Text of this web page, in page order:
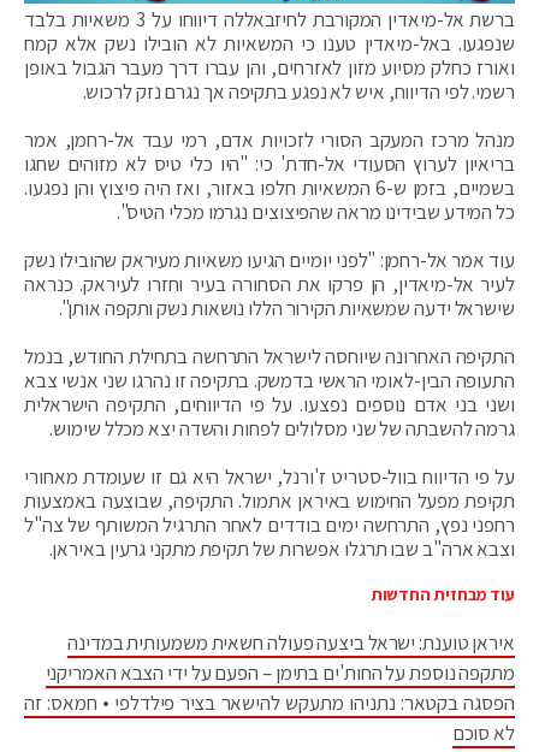
ברשת אל-מיאדין המקורבת לחיזבאללה דיווחו על 3 משאיות בלבד
שנפגעו. באל-מיאדין טענו כי המשאיות לא הובילו נשק אלא קמח
ואורז כחלק מסיוע מזון לאזרחים, והן עברו דרך מעבר הגבול באופן
רשמי. לפי הדיווח, איש לא נפגע בתקיפה אך נגרם נזק לרכוש.
מנהל מרכז המעקב הסורי לזכויות אדם, רמי עבד אל-רחמן, אמר
בריאיון לערוץ הסעודי אל-חדת' כי: "היו כלי טיס לא מזוהים שחגו
בשמיים, בזמן ש-6 המשאיות חלפו באזור, ואז היה פיצוץ והן נפגעו.
כל המידע שבידינו מראה שהפיצוצים נגרמו מכלי הטיס".
עוד אמר אל-רחמן: "לפני יומיים הגיעו משאיות מעיראק שהובילו נשק
לעיר אל-מיאדין, הן פרקו את הסחורה בעיר וחזרו לעיראק. כנראה
שישראל ידעה שמשאיות הקירור הללו נושאות נשק ותקפה אותן".
התקיפה האחרונה שיוחסה לישראל התרחשה בתחילת החודש, בנמל
התעופה הבין-לאומי הראשי בדמשק. בתקיפה זו נהרגו שני אנשי צבא
ושני בני אדם נוספים נפצעו. על פי הדיווחים, התקיפה הישראלית
גרמה להשבתה של שני מסלולים לפחות והשדה יצא מכלל שימוש.
על פי הדיווח בוול-סטריט ז'ורנל, ישראל היא גם זו שעומדת מאחורי
תקיפת מפעל החימוש באיראן אתמול. התקיפה, שבוצעה באמצעות
רחפני נפץ, התרחשה ימים בודדים לאחר התרגיל המשותף של צה"ל
וצבא ארה"ב שבו תרגלו אפשרות של תקיפת מתקני גרעין באיראן.
עוד מבחזית החדשות
איראן טוענת: ישראל ביצעה פעולה חשאית משמעותית במדינה
מתקפה נוספת על החות'ים בתימן – הפעם על ידי הצבא האמריקני
הפסגה בקטאר: נתניהו מתעקש להישאר בציר פילדלפי • חמאס: זה
לא סוכם